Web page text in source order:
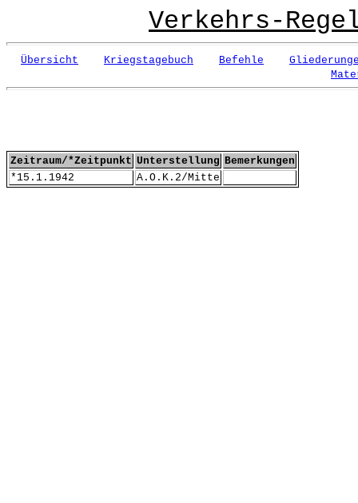
Verkehrs-
Übersicht Kriegstagebuch Befehle
Zeitraum/*Zeitpunkt Unterstellung Bemerkungen
*15.1.1942
A.O.K.2/Mitte